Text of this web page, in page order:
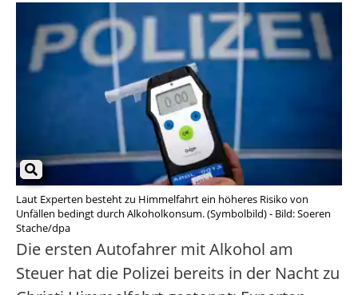
Laut Experten besteht zu Himmelfahrt ein höheres Risiko von
Unfällen bedingt durch Alkoholkonsum. (Symbolbild) - Bild: Soeren
Stache/dpa
Die ersten Autofahrer mit Alkohol am
Steuer hat die Polizei bereits in der Nacht zu